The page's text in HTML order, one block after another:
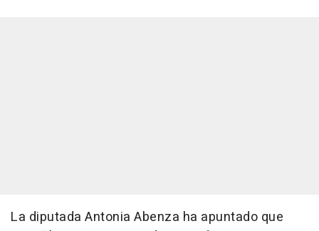
La diputada Antonia Abenza ha apuntado que